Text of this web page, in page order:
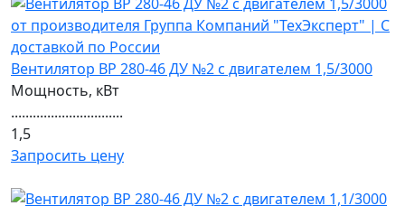
Вентилятор ВР 280-46 ДУ №2 с двигателем 1,5/3000
Мощность, кВт
...............................
1,5
Запросить цену